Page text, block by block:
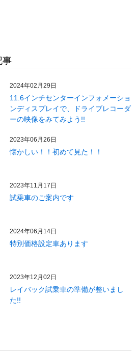
事
2024年02月29日
11.6インチセンターインフォメーショ
ンディスプレイで、ドライブレコーダ
ーの映像をみてみよう!!
2023年06月26日
懐かしい！！初めて見た！！
2023年11月17日
試乗車のご案内です
2024年06月14日
特別価格設定車あります
2023年12月02日
レイバック試乗車の準備が整いまし
た!!